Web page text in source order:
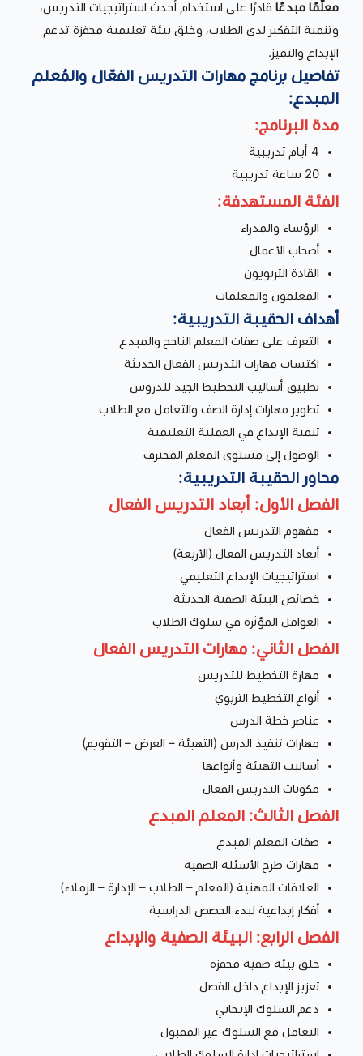
معلّمًا مبدعًا قادرًا على استخدام أحدث استراتيجيات التدريس،
وتنمية التفكير لدى الطلاب، وخلق بيئة تعليمية محفزة تدعم
الإبداع والتميز.
تفاصيل برنامج مهارات التدريس الفعّال والمُعلم
المبدع:
مدة البرنامج:
4 أيام تدريبية
20 ساعة تدريبية
الفئة المستهدفة:
الرؤساء والمدراء
أصحاب الأعمال
القادة التربويون
المعلمون والمعلمات
أهداف الحقيبة التدريبية:
التعرف على صفات المعلم الناجح والمبدع
اكتساب مهارات التدريس الفعال الحديثة
تطبيق أساليب التخطيط الجيد للدروس
تطوير مهارات إدارة الصف والتعامل مع الطلاب
تنمية الإبداع في العملية التعليمية
الوصول إلى مستوى المعلم المحترف
محاور الحقيبة التدريبية:
الفصل الأول: أبعاد التدريس الفعال
مفهوم التدريس الفعال
أبعاد التدريس الفعال (الأربعة)
استراتيجيات الإبداع التعليمي
خصائص البيئة الصفية الحديثة
العوامل المؤثرة في سلوك الطلاب
الفصل الثاني: مهارات التدريس الفعال
مهارة التخطيط للتدريس
أنواع التخطيط التربوي
عناصر خطة الدرس
مهارات تنفيذ الدرس (التهيئة – العرض – التقويم)
أساليب التهيئة وأنواعها
مكونات التدريس الفعال
الفصل الثالث: المعلم المبدع
صفات المعلم المبدع
مهارات طرح الأسئلة الصفية
العلاقات المهنية (المعلم – الطلاب – الإدارة – الزملاء)
أفكار إبداعية لبدء الحصص الدراسية
الفصل الرابع: البيئة الصفية والإبداع
خلق بيئة صفية محفزة
تعزيز الإبداع داخل الفصل
دعم السلوك الإيجابي
التعامل مع السلوك غير المقبول